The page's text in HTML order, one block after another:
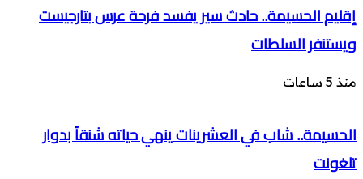
إقليم الحسيمة.. حادث سير يفسد فرحة عرس بتارجيست
ويستنفر السلطات
منذ 5 ساعات
الحسيمة.. شاب في العشرينات ينهي حياته شنقاً بدوار
تلغونت